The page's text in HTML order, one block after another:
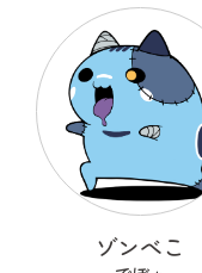
ゾンべこ